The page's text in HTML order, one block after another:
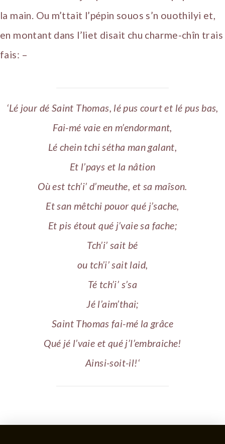
la main. Ou m’ttait l’pépin souos s’n ouothilyi et,
en montant dans l’liet disait chu charme-chîn trais
fais: –
‘Lé jour dé Saint Thomas, lé pus court et lé pus bas,
Fai-mé vaie en m’endormant,
Lé chein tchi sétha man galant,
Et l’pays et la nâtion
Où est tch’i’ d’meuthe, et sa maîson.
Et san mêtchi pouor qué j’sache,
Et pis étout qué j’vaie sa fache;
Tch’i’ sait bé
ou tch’i’ sait laid,
Té tch’i’ s’sa
Jé l’aim’thai;
Saint Thomas fai-mé la grâce
Qué jé l’vaie et qué j’l’embraiche!
Ainsi-soit-il!‘